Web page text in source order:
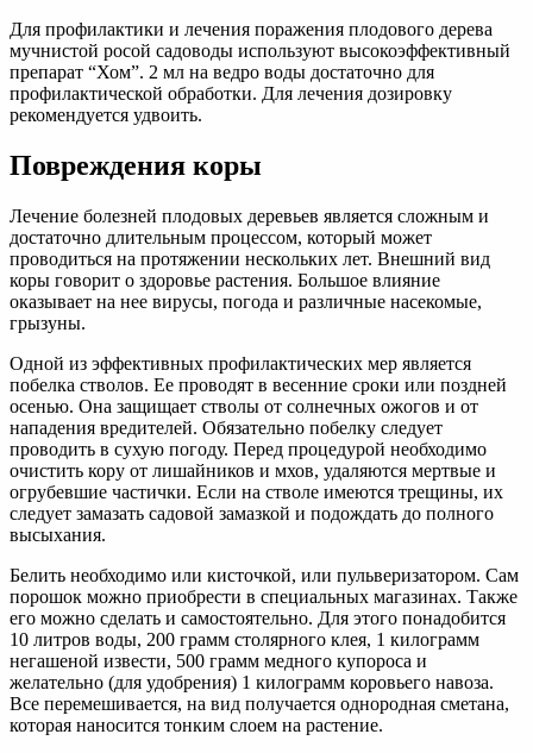
Для профилактики и лечения поражения плодового дерева
мучнистой росой садоводы используют высокоэффективный
препарат “Хом”. 2 мл на ведро воды достаточно для
профилактической обработки. Для лечения дозировку
рекомендуется удвоить.
Повреждения коры
Лечение болезней плодовых деревьев является сложным и
достаточно длительным процессом, который может
проводиться на протяжении нескольких лет. Внешний вид
коры говорит о здоровье растения. Большое влияние
оказывает на нее вирусы, погода и различные насекомые,
грызуны.
Одной из эффективных профилактических мер является
побелка стволов. Ее проводят в весенние сроки или поздней
осенью. Она защищает стволы от солнечных ожогов и от
нападения вредителей. Обязательно побелку следует
проводить в сухую погоду. Перед процедурой необходимо
очистить кору от лишайников и мхов, удаляются мертвые и
огрубевшие частички. Если на стволе имеются трещины, их
следует замазать садовой замазкой и подождать до полного
высыхания.
Белить необходимо или кисточкой, или пульверизатором. Сам
порошок можно приобрести в специальных магазинах. Также
его можно сделать и самостоятельно. Для этого понадобится
10 литров воды, 200 грамм столярного клея, 1 килограмм
негашеной извести, 500 грамм медного купороса и
желательно (для удобрения) 1 килограмм коровьего навоза.
Все перемешивается, на вид получается однородная сметана,
которая наносится тонким слоем на растение.